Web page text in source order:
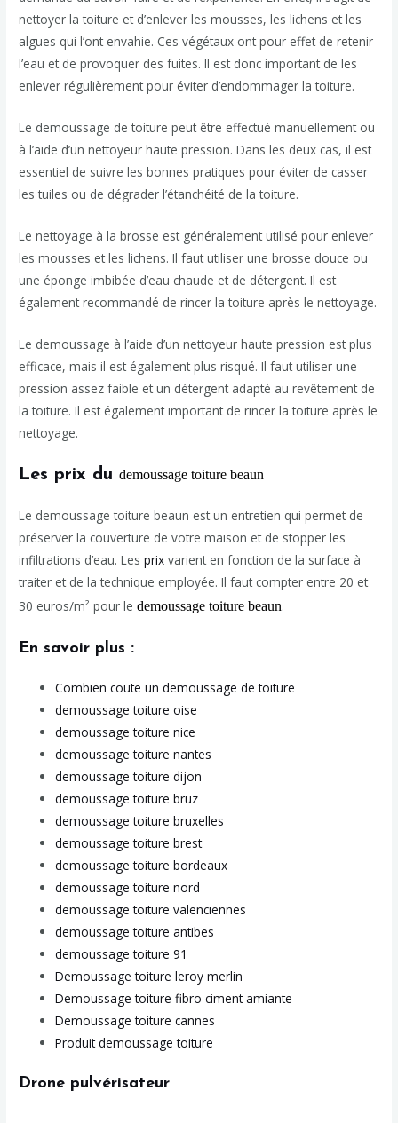
nettoyer la toiture et d’enlever les mousses, les lichens et les
algues qui l’ont envahie. Ces végétaux ont pour effet de retenir
l’eau et de provoquer des fuites. Il est donc important de les
enlever régulièrement pour éviter d’endommager la toiture.
Le demoussage de toiture peut être effectué manuellement ou
à l’aide d’un nettoyeur haute pression. Dans les deux cas, il est
essentiel de suivre les bonnes pratiques pour éviter de casser
les tuiles ou de dégrader l’étanchéité de la toiture.
Le nettoyage à la brosse est généralement utilisé pour enlever
les mousses et les lichens. Il faut utiliser une brosse douce ou
une éponge imbibée d’eau chaude et de détergent. Il est
également recommandé de rincer la toiture après le nettoyage.
Le demoussage à l’aide d’un nettoyeur haute pression est plus
efficace, mais il est également plus risqué. Il faut utiliser une
pression assez faible et un détergent adapté au revêtement de
la toiture. Il est également important de rincer la toiture après le
nettoyage.
Les prix dudemoussage toiture beaun
Le demoussage toiture beaun est un entretien qui permet de
préserver la couverture de votre maison et de stopper les
infiltrations d’eau. Lesprix varient en fonction de la surface à
traiter et de la technique employée. Il faut compter entre 20 et
30 euros/m² pour ledemoussage toiture beaun.
En savoir plus :
Combien coute un demoussage de toiture
demoussage toiture oise
demoussage toiture nice
demoussage toiture nantes
demoussage toiture dijon
demoussage toiture bruz
demoussage toiture bruxelles
demoussage toiture brest
demoussage toiture bordeaux
demoussage toiture nord
demoussage toiture valenciennes
demoussage toiture antibes
demoussage toiture 91
Demoussage toiture leroy merlin
Demoussage toiture fibro ciment amiante
Demoussage toiture cannes
Produit demoussage toiture
Drone pulvérisateur